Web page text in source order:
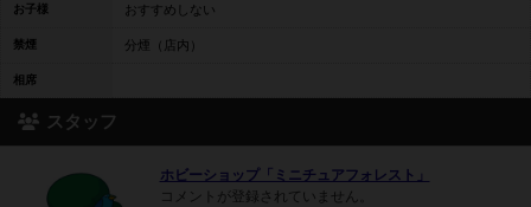
お子様 おすすめしない
禁煙 分煙（店内）
相席
スタッフ
ホビーショップ「ミニチュアフォレスト」
コメントが登録されていません。